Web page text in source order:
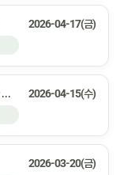
2026-04-17(금)
[당첨안내] 우리바다 안심이력 댓글 이벤트 당첨자 발표 2026-04-15(수)
2026-03-20(금)